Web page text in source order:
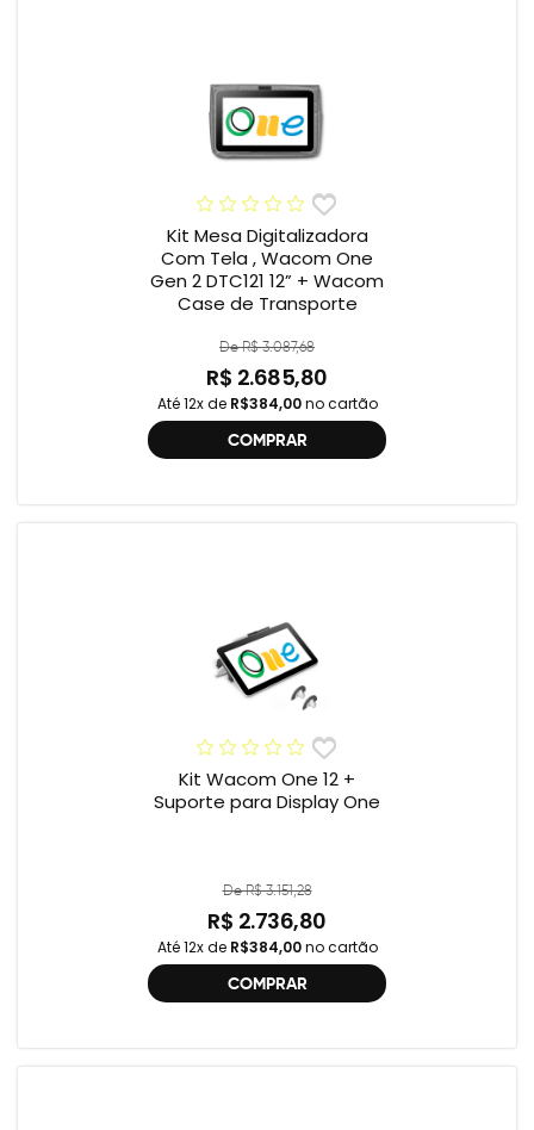
Kit Mesa Digitalizadora
Com Tela , Wacom One
Gen 2 DTC121 12” + Wacom
Case de Transporte
De R$ 3.087,68
R$ 2.685,80
Até 12x de R$384,00no cartão
COMPRAR
Kit Wacom One 12 +
Suporte para Display One
De R$ 3.151,28
R$ 2.736,80
Até 12x de R$384,00no cartão
COMPRAR